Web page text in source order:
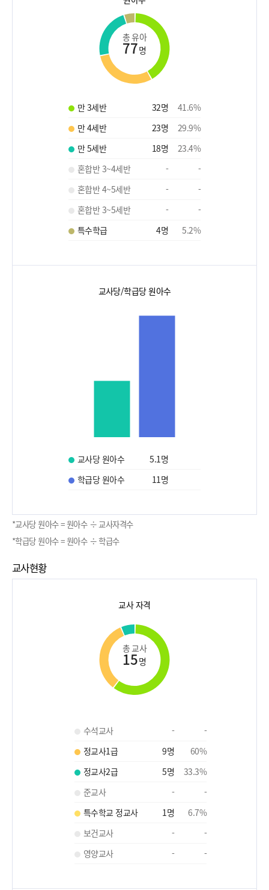
총 유아
77명
만 3세반 32명 41.6%
만 4세반
23명 29.9%
만 5세반
18명 23.4%
혼합반 3~4세반
-
-
혼합반 4~5세반
-
-
혼합반 3~5세반
-
-
특수학급
4명 5.2%
교사당/학급당 원아수
교사당 원아수 5.1명
학급당 원아수
11명
*교사당 원아수 = 원아수 ÷ 교사자격수
*학급당 원아수 = 원아수 ÷ 학급수
교사현황
교사 자격
총 교사
15명
수석교사 -
-
정교사1급
9명 60%
정교사2급
5명 33.3%
준교사
-
-
특수학교 정교사
1명 6.7%
보건교사
-
-
영양교사
- -